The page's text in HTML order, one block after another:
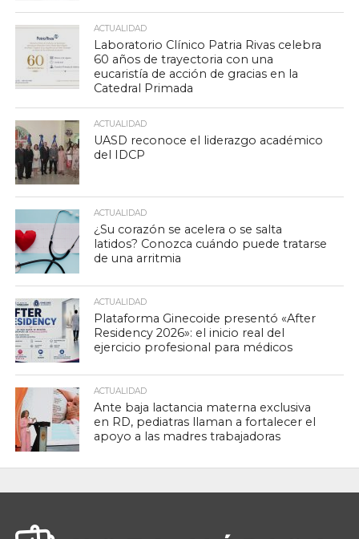
ACTUALIDAD
Laboratorio Clínico Patria Rivas celebra
60 años de trayectoria con una
eucaristía de acción de gracias en la
Catedral Primada
ACTUALIDAD
UASD reconoce el liderazgo académico
del IDCP
ACTUALIDAD
¿Su corazón se acelera o se salta
latidos? Conozca cuándo puede tratarse
de una arritmia
ACTUALIDAD
Plataforma Ginecoide presentó «After
Residency 2026»: el inicio real del
ejercicio profesional para médicos
ACTUALIDAD
Ante baja lactancia materna exclusiva
en RD, pediatras llaman a fortalecer el
apoyo a las madres trabajadoras